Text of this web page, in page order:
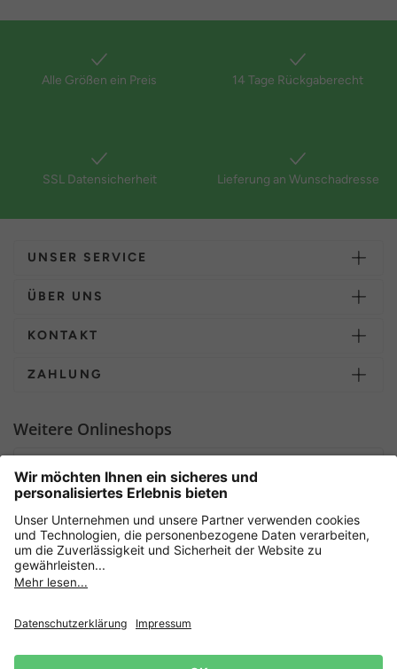
Alle Größen ein Preis 14 Tage Rückgaberecht
SSL Datensicherheit Lieferung an Wunschadresse
UNSER SERVICE
ÜBER UNS
KONTAKT
ZAHLUNG
Weitere Onlineshops
Sicher einkaufen mit
Newsletter